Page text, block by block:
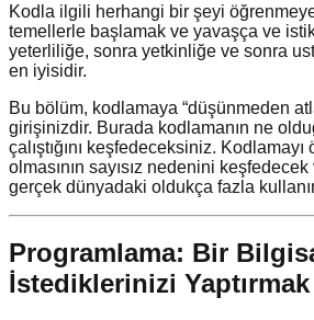
Kodla ilgili herhangi bir şeyi
temellerle başlamak ve yavaşça ve
yeterliliğe, sonra yetkinliğe ve sonra
en iyisidir.
Bu bölüm, kodlamaya “düşünmeden
girişinizdir. Burada kodlamanın ne
çalıştığını keşfedeceksiniz.
olmasının sayısız nedenini
gerçek dünyadaki oldukça fazla
Programlama: Bir
İstediklerinizi Yaptırmak